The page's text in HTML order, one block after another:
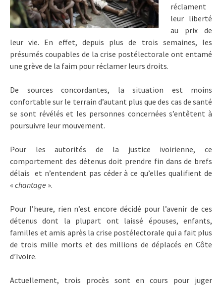
réclament
leur liberté
au prix de
leur vie. En effet, depuis plus de trois semaines, les
présumés coupables de la crise postélectorale ont entamé
une grève de la faim pour réclamer leurs droits.
De sources concordantes, la situation est moins
confortable sur le terrain d’autant plus que des cas de santé
se sont révélés et les personnes concernées s’entêtent à
poursuivre leur mouvement.
Pour les autorités de la justice ivoirienne, ce
comportement des détenus doit prendre fin dans de brefs
délais et n’entendent pas céder à ce qu’elles qualifient de
« chantage ».
Pour l’heure, rien n’est encore décidé pour l’avenir de ces
détenus dont la plupart ont laissé épouses, enfants,
familles et amis après la crise postélectorale qui a fait plus
de trois mille morts et des millions de déplacés en Côte
d’Ivoire.
Actuellement, trois procès sont en cours pour juger